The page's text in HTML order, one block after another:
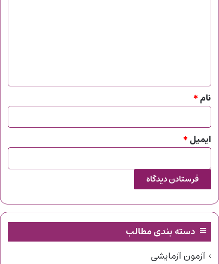
*
نام*
ایمیل*
دسته بندی مطالب
آزمون آزمایشی